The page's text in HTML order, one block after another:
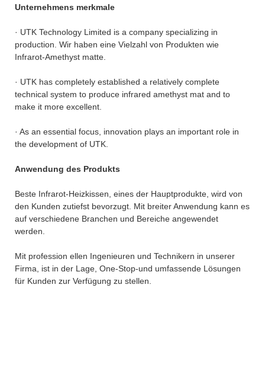
Unternehmens merkmale
· UTK Technology Limited is a company specializing in
production. Wir haben eine Vielzahl von Produkten wie
Infrarot-Amethyst matte.
· UTK has completely established a relatively complete
technical system to produce infrared amethyst mat and to
make it more excellent.
· As an essential focus, innovation plays an important role in
the development of UTK.
Anwendung des Produkts
Beste Infrarot-Heizkissen, eines der Hauptprodukte, wird von
den Kunden zutiefst bevorzugt. Mit breiter Anwendung kann es
auf verschiedene Branchen und Bereiche angewendet
werden.
Mit profession ellen Ingenieuren und Technikern in unserer
Firma, ist in der Lage, One-Stop-und umfassende Lösungen
für Kunden zur Verfügung zu stellen.